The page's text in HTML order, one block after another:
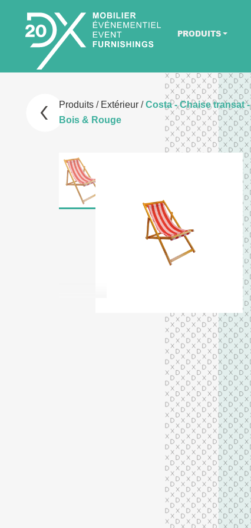
PRODUITS
Produits/ Extérieur/Costa - Chaise transat -
Bois & Rouge